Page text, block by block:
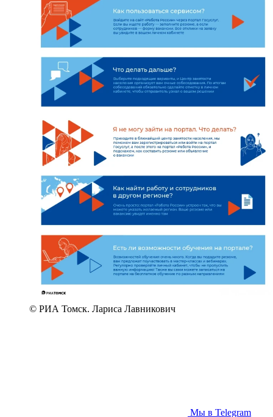
© РИА Томск. Лариса Лавникович
Мы в Telegram